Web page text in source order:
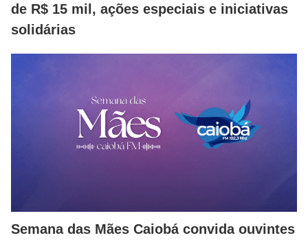
de R$ 15 mil, ações especiais e iniciativas
solidárias
Semana das Mães Caiobá convida ouvintes